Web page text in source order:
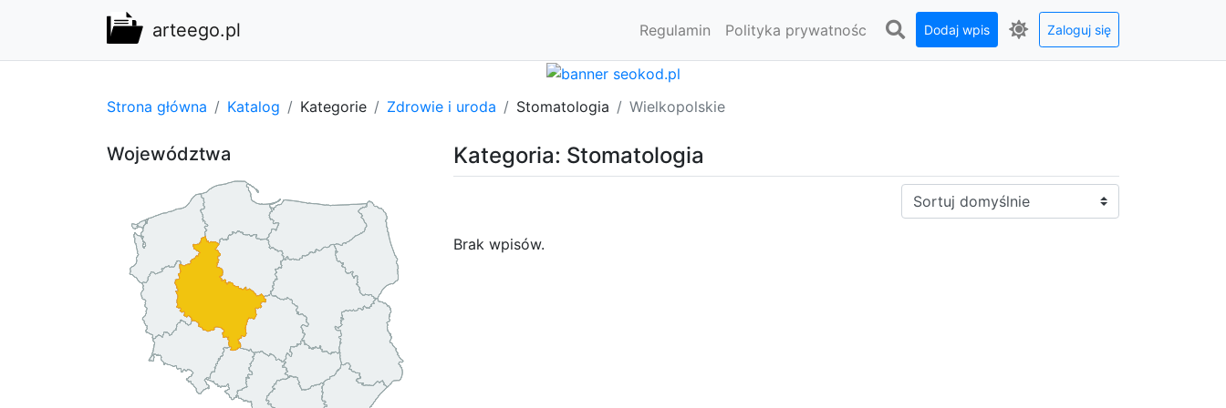
arteego.pl Regulamin Polityka prywatnośc Dodaj wpis Zaloguj się
Strona główna Katalog Kategorie Zdrowie i uroda Stomatologia Wielkopolskie
Kategoria: Stomatologia
Sortuj:
Brak wpisów.
Województwa